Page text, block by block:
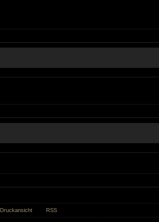
Druckansicht RSS